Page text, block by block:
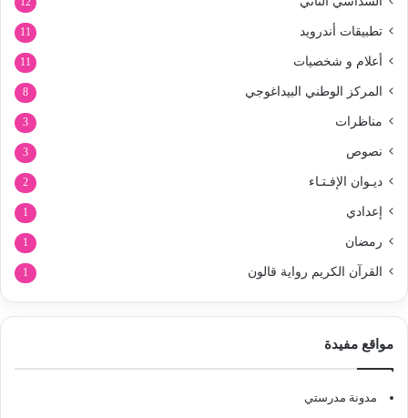
12
تطبيقات أندرويد 11
أعلام و شخصيات 11
المركز الوطني البيداغوجي 8
مناظرات 3
نصوص 3
ديـوان الإفـتـاء 2
إعدادي 1
رمضان 1
القرآن الكريم رواية قالون 1
مواقع مفيدة
مدونة مدرستي